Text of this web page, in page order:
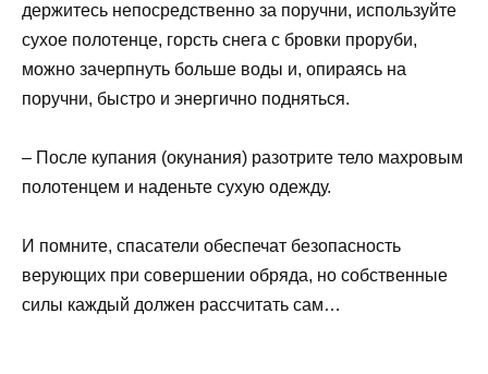
держитесь непосредственно за поручни, используйте
сухое полотенце, горсть снега с бровки проруби,
можно зачерпнуть больше воды и, опираясь на
поручни, быстро и энергично подняться.
– После купания (окунания) разотрите тело махровым
полотенцем и наденьте сухую одежду.
И помните, спасатели обеспечат безопасность
верующих при совершении обряда, но собственные
силы каждый должен рассчитать сам…